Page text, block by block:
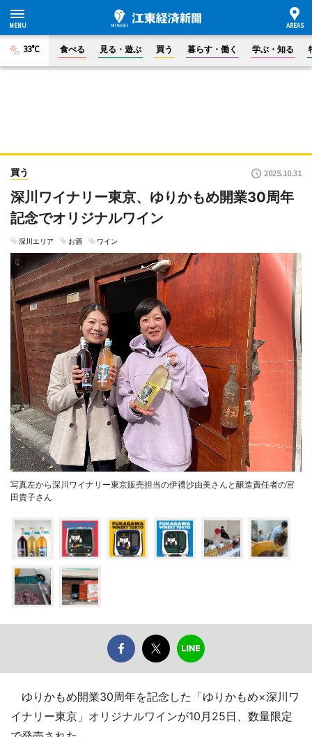
33°C 食べる 見る・遊ぶ 買う 暮らす・働く 学ぶ・知る
買う 2025.10.31
深川ワイナリー東京、ゆりかもめ開業30周年
記念でオリジナルワイン
深川エリア お酒 ワイン
写真左から深川ワイナリー東京販売担当の伊禮沙由美さんと醸造責任者の宮
田貴子さん
ゆりかもめ開業30周年を記念した「ゆりかもめ×深川ワ
イナリー東京」オリジナルワインが10月25日、数量限定